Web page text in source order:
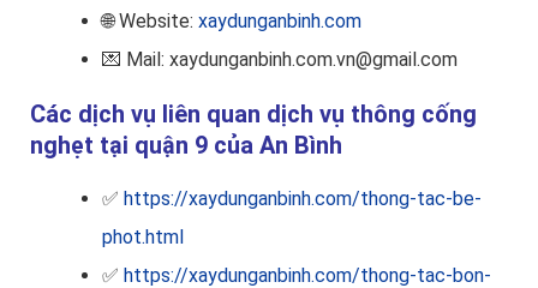
🌐 Website: xaydunganbinh.com
💌 Mail: xaydunganbinh.com.vn@gmail.com
Các dịch vụ liên quan dịch vụ thông cống
nghẹt tại quận 9 của An Bình
✅ https://xaydunganbinh.com/thong-tac-be-
phot.html
✅ https://xaydunganbinh.com/thong-tac-bon-